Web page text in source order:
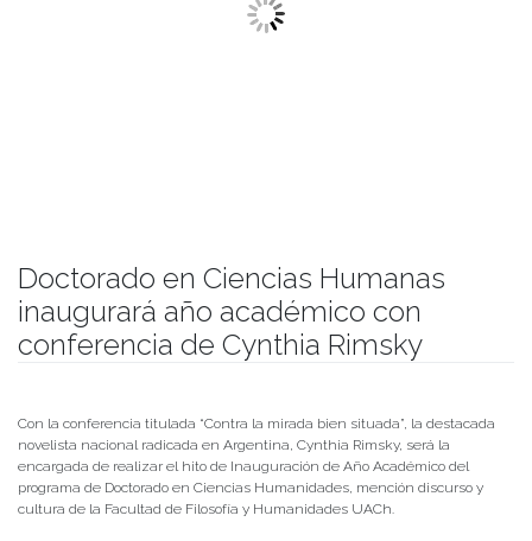
Doctorado en Ciencias Humanas
inaugurará año académico con
conferencia de Cynthia Rimsky
Con la conferencia titulada “Contra la mirada bien situada”, la destacada
novelista nacional radicada en Argentina, Cynthia Rimsky, será la
encargada de realizar el hito de Inauguración de Año Académico del
programa de Doctorado en Ciencias Humanidades, mención discurso y
cultura de la Facultad de Filosofía y Humanidades UACh.